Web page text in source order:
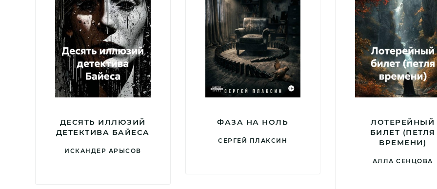
ДЕСЯТЬ ИЛЛЮЗИЙ
ДЕТЕКТИВА БАЙЕСА
ИСКАНДЕР АРЫСОВ
ФАЗА НА НОЛЬ
СЕРГЕЙ ПЛАКСИН
ЛОТЕРЕЙНЫЙ
БИЛЕТ (ПЕТЛЯ
ВРЕМЕНИ)
АЛЛА СЕНЦОВА